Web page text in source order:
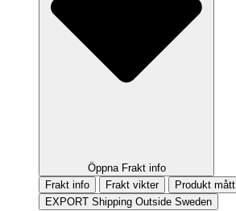
Öppna Frakt info
Frakt info
Frakt vikter
Produkt mått
EXPORT Shipping Outside Sweden